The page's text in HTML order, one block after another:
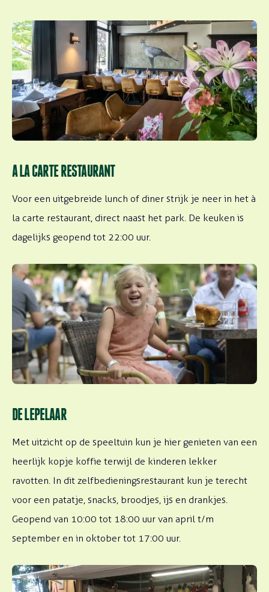
A LA CARTE RESTAURANT
Voor een uitgebreide lunch of diner strijk je neer in het à
la carte restaurant, direct naast het park. De keuken is
dagelijks geopend tot 22:00 uur.
DE LEPELAAR
Met uitzicht op de speeltuin kun je hier genieten van een
heerlijk kopje koffie terwijl de kinderen lekker
ravotten. In dit zelfbedieningsrestaurant kun je terecht
voor een patatje, snacks, broodjes, ijs en drankjes.
Geopend van 10:00 tot 18:00 uur van april t/m
september en in oktober tot 17:00 uur.